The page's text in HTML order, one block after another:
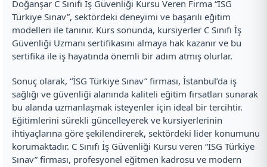
Doğanşar C Sınıfı İş Güvenliği Kursu Veren Firma “İSG
Türkiye Sınav”, sektördeki deneyimi ve başarılı eğitim
modelleri ile tanınır. Kurs sonunda, kursiyerler C Sınıfı İş
Güvenliği Uzmanı sertifikasını almaya hak kazanır ve bu
sertifika ile iş hayatında önemli bir adım atmış olurlar.
Sonuç olarak, “İSG Türkiye Sınav” firması, İstanbul’da iş
sağlığı ve güvenliği alanında kaliteli eğitim fırsatları sunarak
bu alanda uzmanlaşmak isteyenler için ideal bir tercihtir.
Eğitimlerini sürekli güncelleyerek ve kursiyerlerinin
ihtiyaçlarına göre şekilendirerek, sektördeki lider konumunu
korumaktadır. C Sınıfı İş Güvenliği Kursu veren “İSG Türkiye
Sınav” firması, profesyonel eğitmen kadrosu ve modern